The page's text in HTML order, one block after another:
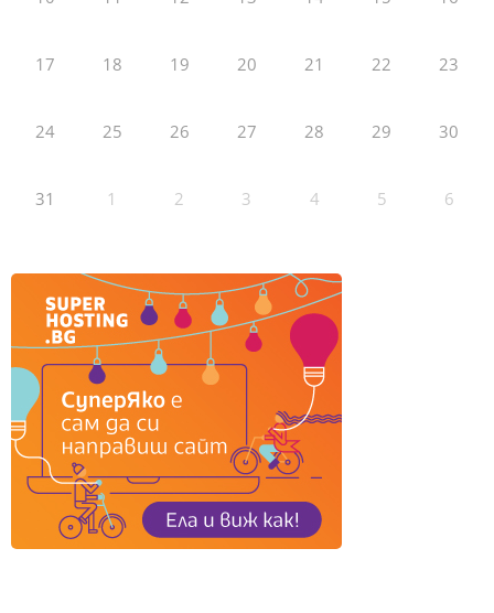
17 18 19 20 21 22 23
24 25 26 27 28 29 30
31 1 2 3 4 5 6